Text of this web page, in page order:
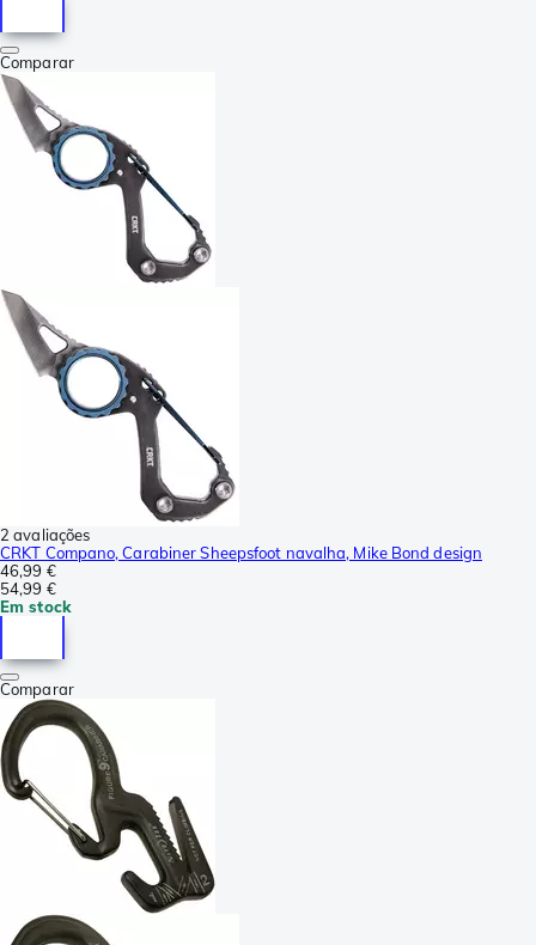
Comparar
2 avaliações
CRKT Compano, Carabiner Sheepsfoot navalha, Mike Bond design
46,99 €
54,99 €
Em stock
Comparar